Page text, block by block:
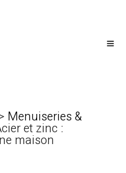
Menuiseries &
et zinc :
maison